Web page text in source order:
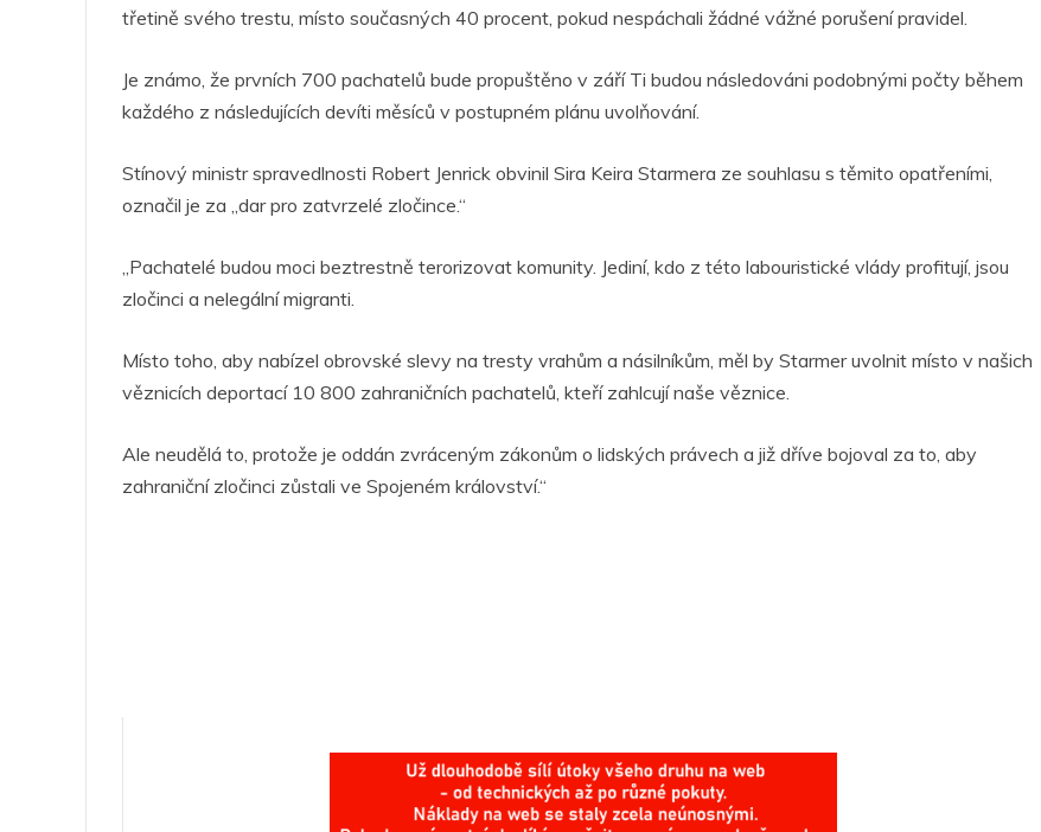
třetině svého trestu, místo současných 40 procent, pokud nespáchali žádné vážné porušení pravidel.
Je známo, že prvních 700 pachatelů bude propuštěno v září Ti budou následováni podobnými počty během
každého z následujících devíti měsíců v postupném plánu uvolňování.
Stínový ministr spravedlnosti Robert Jenrick obvinil Sira Keira Starmera ze souhlasu s těmito opatřeními,
označil je za „dar pro zatvrzelé zločince.“
„Pachatelé budou moci beztrestně terorizovat komunity. Jediní, kdo z této labouristické vlády profitují, jsou
zločinci a nelegální migranti.
Místo toho, aby nabízel obrovské slevy na tresty vrahům a násilníkům, měl by Starmer uvolnit místo v našich
věznicích deportací 10 800 zahraničních pachatelů, kteří zahlcují naše věznice.
Ale neudělá to, protože je oddán zvráceným zákonům o lidských právech a již dříve bojoval za to, aby
zahraniční zločinci zůstali ve Spojeném království.“